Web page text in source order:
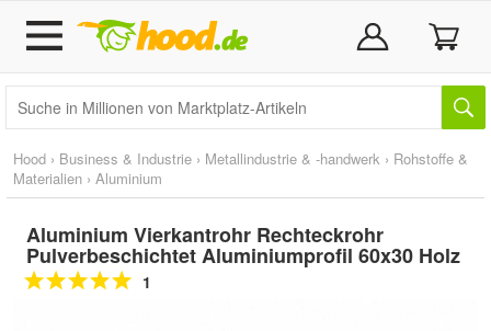
Hood › Business & Industrie › Metallindustrie & -handwerk › Rohstoffe &
Materialien › Aluminium
Aluminium Vierkantrohr Rechteckrohr
Pulverbeschichtet Aluminiumprofil 60x30 Holz
1